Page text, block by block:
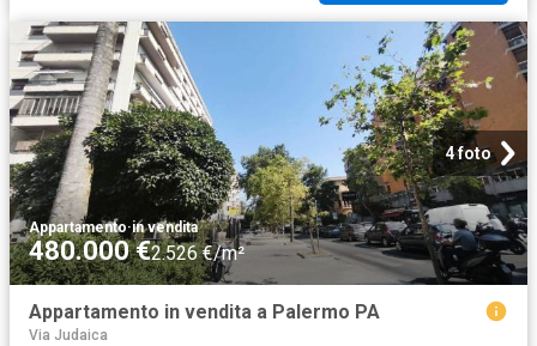
4 foto
Appartamento·in vendita
480.000 €2.526 €/m²
Appartamento in vendita a Palermo PA
Via Judaica